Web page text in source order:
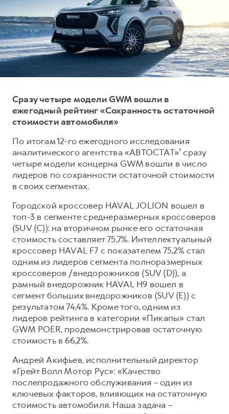
DARGO
от 3 199 000 ₽
DARGO X
от 3 499 000 ₽
F7
POER
от 3 449 000 ₽
Тест-драйв
Трейд-ин
Страхование
Кредит
КОРПОРАТИВНЫМ КЛИЕНТАМ
Для малого бизнеса
Корпоративным клиентам
Система управления автопарком
Сервис для корпоративных клиентов
HAVAL Лизинг
АКСЕССУАРЫ HAVAL
Автомобильные аксессуары
Коллекция CITY
Коллекция Базовая
Коллекция Детская
СЕРВИСНОЕ ОБСЛУЖИВАНИЕ
Нулевое ТО
Программа «Помощь на дороге»
Регламенты технического обслуживания
ПОДДЕРЖКА
Гарантия HAVAL
Мобильное приложение GWM
Программа «HAVAL Защита+»
Подписки
АКСЕССУАРЫ HAVAL
Автомобильные аксессуары
Коллекция CITY
Коллекция Базовая
Коллекция Детская
О дилере
Наша команда
Контакты
Сразу четыре модели GWM вошли в
ежегодный рейтинг «Сохранность остаточной
стоимости автомобиля»
По итогам 12-го ежегодного исследования
аналитического агентства «АВТОСТАТ»¹ сразу
четыре модели концерна GWM вошли в число
лидеров по сохранности остаточной стоимости
в своих сегментах.
Городской кроссовер HAVAL JOLION вошел в
топ-3 в сегменте среднеразмерных кроссоверов
(SUV (C)): на вторичном рынке его остаточная
стоимость составляет 75,7%. Интеллектуальный
кроссовер HAVAL F7 с показателем 75,2% стал
одним из лидеров сегмента полноразмерных
кроссоверов /внедорожников (SUV (D)), а
рамный внедорожник HAVAL H9 вошел в
сегмент больших внедорожников (SUV (E)) с
результатом 74,4%. Кроме того, одним из
лидеров рейтинга в категории «Пикапы» стал
GWM POER, продемонстрировав остаточную
стоимость в 66,2%.
Андрей Акифьев, исполнительный директор
«Грейт Волл Мотор Рус»: «Качество
послепродажного обслуживания – один из
ключевых факторов, влияющих на остаточную
стоимость автомобиля. Наша задача –